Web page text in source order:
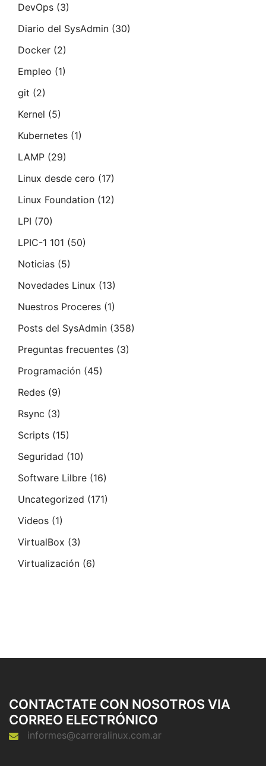
DevOps (3)
Diario del SysAdmin (30)
Docker (2)
Empleo (1)
git (2)
Kernel (5)
Kubernetes (1)
LAMP (29)
Linux desde cero (17)
Linux Foundation (12)
LPI (70)
LPIC-1 101 (50)
Noticias (5)
Novedades Linux (13)
Nuestros Proceres (1)
Posts del SysAdmin (358)
Preguntas frecuentes (3)
Programación (45)
Redes (9)
Rsync (3)
Scripts (15)
Seguridad (10)
Software Lilbre (16)
Uncategorized (171)
Videos (1)
VirtualBox (3)
Virtualización (6)
CONTACTATE CON NOSOTROS VIA
CORREO ELECTRÓNICO
informes@carreralinux.com.ar